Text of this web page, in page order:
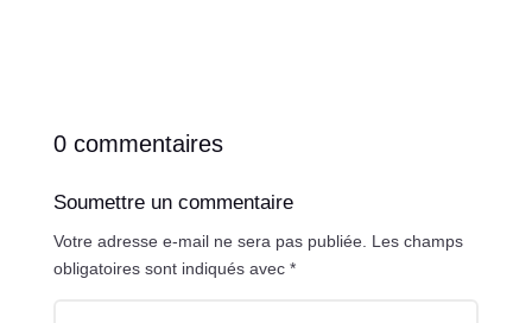
0 commentaires
Soumettre un commentaire
Votre adresse e-mail ne sera pas publiée. Les champs
obligatoires sont indiqués avec *